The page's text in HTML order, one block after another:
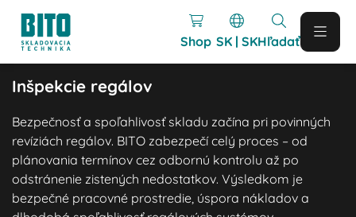
Shop SK | SKHľadať
Inšpekcie regálov
Bezpečnosť a spoľahlivosť skladu začína pri povinných
revíziách regálov. BITO zabezpečí celý proces – od
plánovania termínov cez odbornú kontrolu až po
odstránenie zistených nedostatkov. Výsledkom je
bezpečné pracovné prostredie, úspora nákladov a